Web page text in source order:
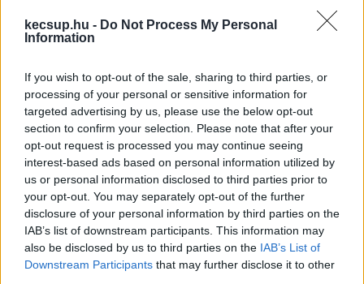
kecsup.hu - Do Not Process My Personal
Information
If you wish to opt-out of the sale, sharing to third parties, or
processing of your personal or sensitive information for
targeted advertising by us, please use the below opt-out
section to confirm your selection. Please note that after your
opt-out request is processed you may continue seeing
interest-based ads based on personal information utilized by
us or personal information disclosed to third parties prior to
your opt-out. You may separately opt-out of the further
disclosure of your personal information by third parties on the
IAB’s list of downstream participants. This information may
also be disclosed by us to third parties on the IAB’s List of
Downstream Participants that may further disclose it to other
Mert közérdekből nyilvános – ezért
érdemes írni és támogatni a KecsUP
Híreket
Van, hogy a sajtó szörnyülködik, hogy na de ilyet. Van
olyan is, hogy cikknek álcázzák a reklámot, és hogy
célzottan torzítják el a tényeket. És olyan is,
FN Falusi Norbert 2026. 04. 11.